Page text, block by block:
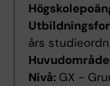
års
Nivå: GX -